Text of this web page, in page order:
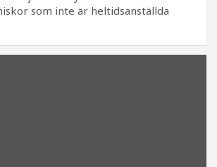
som inte är heltidsanställda